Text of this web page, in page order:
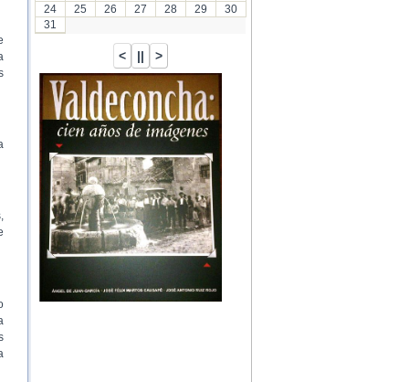
24
25 26 27 28 29
30
31